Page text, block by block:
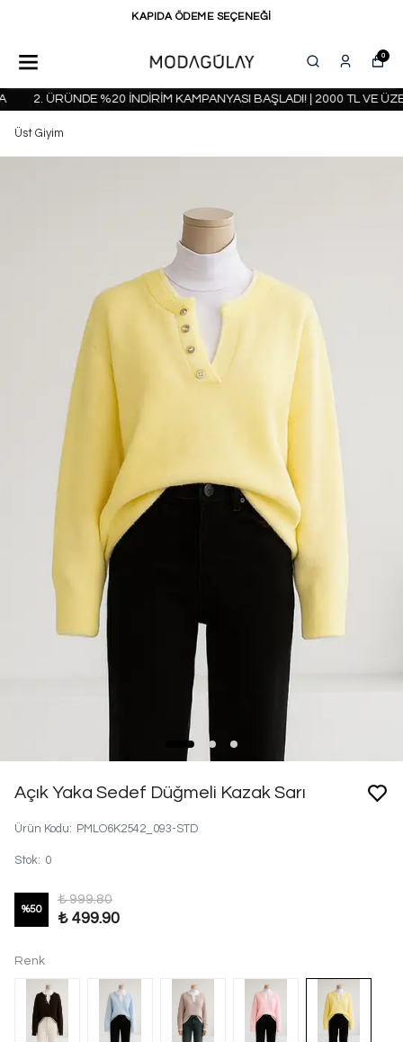
KAPIDA ÖDEME SEÇENEĞİ
0
2. ÜRÜNDE %20 İNDİRİM KAMPANYASI BAŞLADI! | 2000 TL VE
Üst Giyim
Açık Yaka Sedef Düğmeli Kazak Sarı
Ürün Kodu: PMLO6K2542_093-STD
Stok: 0
%50
₺ 999.80
₺ 499.90
Renk